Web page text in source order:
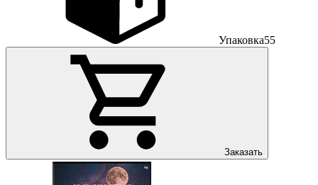
Упаковка55
Заказать